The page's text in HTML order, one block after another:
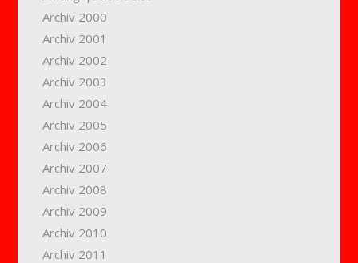
Archiv 2000
Archiv 2001
Archiv 2002
Archiv 2003
Archiv 2004
Archiv 2005
Archiv 2006
Archiv 2007
Archiv 2008
Archiv 2009
Archiv 2010
Archiv 2011